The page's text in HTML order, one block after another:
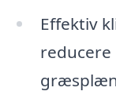
Effektiv